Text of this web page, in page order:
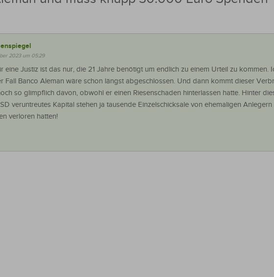
2023 um 05:29
eine Justiz ist das nur, die 21 Jahre benötigt um endlich zu einem Urteil zu kommen.
Fall Banco Aleman wäre schon längst abgeschlossen. Und dann kommt dieser
so glimpflich davon, obwohl er einen Riesenschaden hinterlassen hatte. Hinter
veruntreutes Kapital stehen ja tausende Einzelschicksale von ehemaligen
verloren hatten!